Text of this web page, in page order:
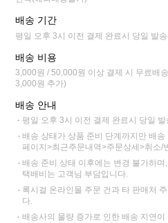
배송 기간
평일 오후 3시 이전 결제 완료시 당일 발
배송 비용
3,000원 / 50,000원 이상 결제 시 무료배
3,000원 추가)
배송 안내
평일 오후 3시 이전 결제 완료시 당일 발
배송 상태가 상품 준비 단계까지만 배송
페이지>최근주문내역>주문상세>취소/
배송 준비 상태 이후에는 변경 불가하
택배비는 고객님 부담입니다.
록시걸 온라인몰 주문 건과 타 판매처
다.
배송사의 물량 증가로 인한 배송 지연이